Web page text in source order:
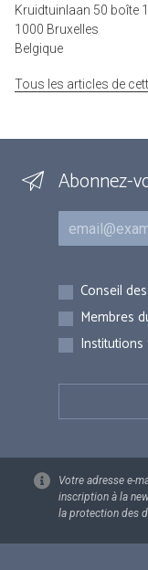
Kruidtuinlaan 50 boîte
1000 Bruxelles
Belgique
Tous les articles de
Abonnez-
Courriel
Inscriptions
Conseil
Membres
Votre adresse e-
inscription à la
la protection des